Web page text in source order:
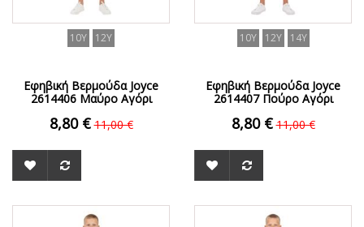
10Y 12Y
Εφηβική Βερμούδα Joyce
2614406 Μαύρο Αγόρι
8,80 € 11,00 €
10Y 12Y 14Y
Εφηβική Βερμούδα Joyce
2614407 Πούρο Αγόρι
8,80 € 11,00 €